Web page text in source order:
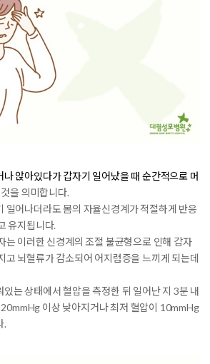
앉아있다가 갑자기 일어났을 때 순간적으로 머
을 의미합니다.
일어나더라도 몸의 자율신경계가 적절하게 반응
유지됩니다.
는 이러한 신경계의 조절 불균형으로 인해 갑자
고 뇌혈류가 감소되어 어지럼증을 느끼게 되는데
는 상태에서 혈압을 측정한 뒤 일어난 지 3분 내
이상 낮아지거나 최저 혈압이 10mmHg
.